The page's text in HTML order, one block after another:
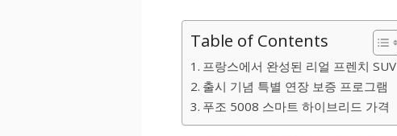
Table of Contents
프랑스에서 완성된 리얼 프렌치 SUV
출시 기념 특별 연장 보증 프로그램
푸조 5008 스마트 하이브리드 가격